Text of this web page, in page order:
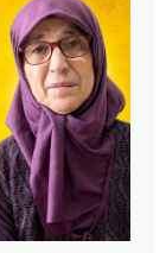
daha!